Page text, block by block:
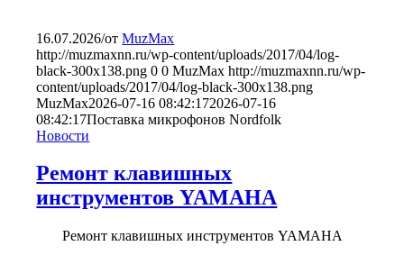
16.07.2026/отMuzMax
http://muzmaxnn.ru/wp-content/uploads/2017/04/log-
black-300x138.png 0 0 MuzMax http://muzmaxnn.ru/wp-
content/uploads/2017/04/log-black-300x138.png
MuzMax2026-07-16 08:42:172026-07-16
08:42:17Поставка микрофонов Nordfolk
Новости
Ремонт клавишных
инструментов YAMAHA
Ремонт клавишных инструментов YAMAHA